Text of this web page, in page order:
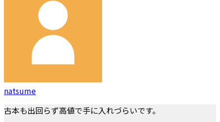
natsume
古本も出回らず高値で手に入れづらいです。